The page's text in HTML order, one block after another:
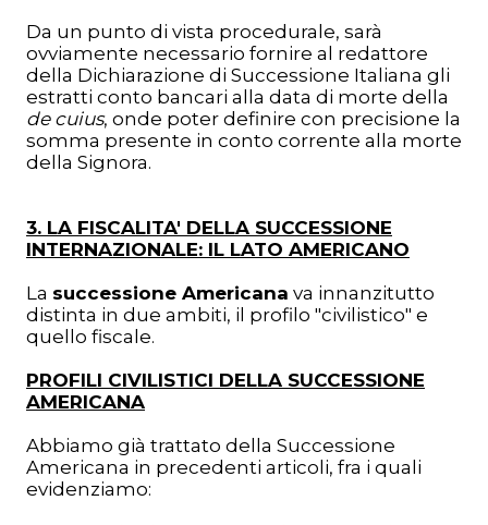
Da un punto di vista procedurale, sarà
ovviamente necessario fornire al redattore
della Dichiarazione di Successione Italiana gli
estratti conto bancari alla data di morte della
de cuius, onde poter definire con precisione la
somma presente in conto corrente alla morte
della Signora.
3. LA FISCALITA' DELLA SUCCESSIONE
INTERNAZIONALE: IL LATO AMERICANO
La successione Americana va innanzitutto
distinta in due ambiti, il profilo "civilistico" e
quello fiscale.
PROFILI CIVILISTICI DELLA SUCCESSIONE
AMERICANA
Abbiamo già trattato della Successione
Americana in precedenti articoli, fra i quali
evidenziamo: